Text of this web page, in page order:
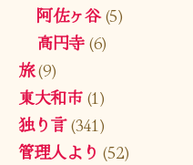
阿佐ヶ谷(5)
高円寺(6)
旅(9)
東大和市(1)
独り言(341)
管理人より (52)